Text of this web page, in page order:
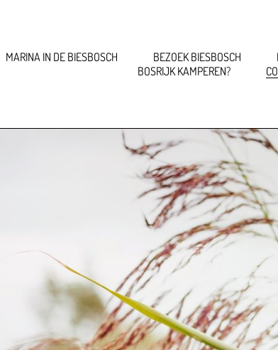
MARINA IN DE BIESBOSCH BEZOEK BIESBOSCH
BOSRIJK KAMPEREN?